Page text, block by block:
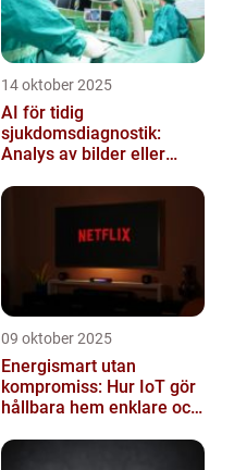
14 oktober 2025
AI för tidig
sjukdomsdiagnostik:
Analys av bilder eller
09 oktober 2025
Energismart utan
kompromiss: Hur IoT gör
hållbara hem enklare och